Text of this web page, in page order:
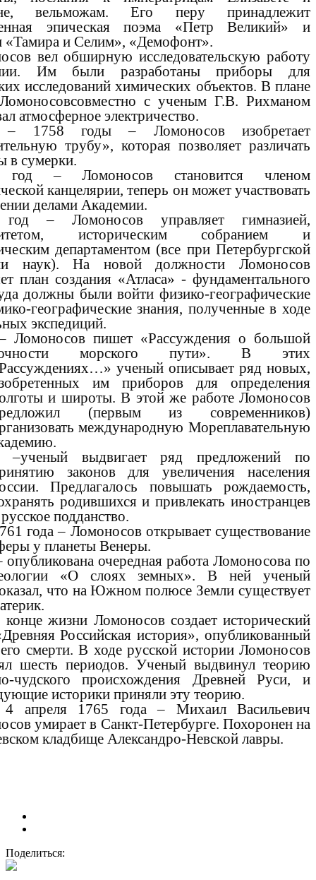
вельможам. Его перу принадлежит
эпическая поэма «Петр Великий» и
«Тамира и Селим», «Демофонт».
вел обширную исследовательскую работу
Им были разработаны приборы для
исследований химических объектов. В плане
с ученым Г.В. Рихманом
атмосферное электричество.
1758 годы – Ломоносов изобретает
трубу», которая позволяет различать
в сумерки.
год – Ломоносов становится членом
канцелярии, теперь он может участвовать
делами Академии.
– Ломоносов управляет гимназией,
историческим собранием и
департаментом (все при Петербургской
наук). На новой должности Ломоносов
план создания «Атласа» - фундаментального
должны были войти физико-географические
географические знания, полученные в ходе
экспедиций.
Ломоносов пишет «Рассуждения о большой
морского пути». В этих
ученый описывает ряд новых,
им приборов для определения
и широты. В этой же работе Ломоносов
(первым из современников)
международную Мореплавательную
–ученый выдвигает ряд предложений по
законов для увеличения населения
Предлагалось повышать рождаемость,
родившихся и привлекать иностранцев
подданство.
года – Ломоносов открывает существование
у планеты Венеры.
очередная работа Ломоносова по
«О слоях земных». В ней ученый
что на Южном полюсе Земли существует
жизни Ломоносов создает исторический
Российская история», опубликованный
смерти. В ходе русской истории Ломоносов
шесть периодов. Ученый выдвинул теорию
чудского происхождения Древней Руси, и
историки приняли эту теорию.
4 апреля 1765 года – Михаил Васильевич
умирает в Санкт-Петербурге. Похоронен на
кладбище Александро-Невской лавры.
Поделиться: